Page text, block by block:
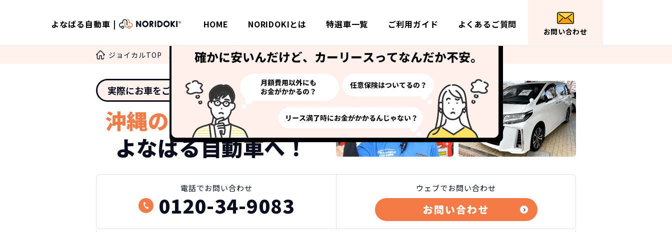
よなばる自動車 | HOME NORIDOKIとは 特選車一覧 ご利用ガイド よくあるご質問
お問い合わせ
ジョイカルTOP ノリドキ 特選車一覧 ホンダ ヴェゼルの新車リース詳細・料金
実際にお車をご覧になりたい方はご来店ください！
沖縄のカーリースなら
よなばる自動車へ！
電話でお問い合わせ
0120-34-9083
ウェブでお問い合わせ
お問い合わせ